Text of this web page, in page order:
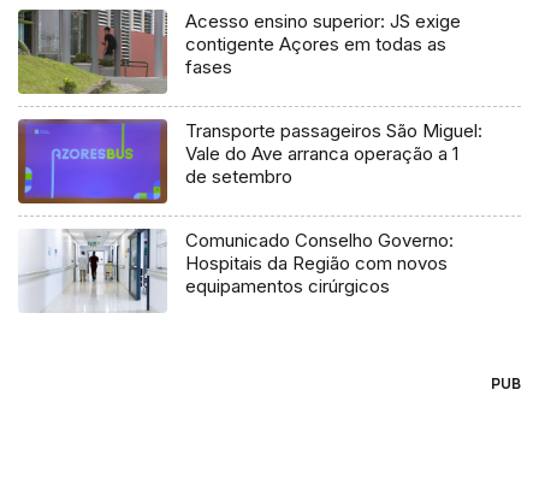
Acesso ensino superior: JS exige
contigente Açores em todas as
fases
Transporte passageiros São Miguel:
Vale do Ave arranca operação a 1
de setembro
Comunicado Conselho Governo:
Hospitais da Região com novos
equipamentos cirúrgicos
PUB